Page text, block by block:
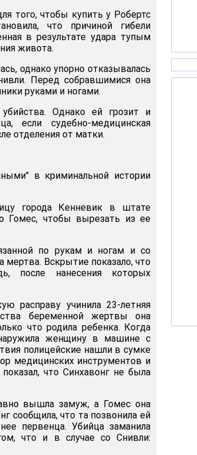
того, чтобы купить у Робертс
что причиной гибели
в результате удара тупым
живота.
однако упорно отказывалась
Перед собравшимися она
руками и ногами.
Однако ей грозит и
если судебно-медицинская
отделения от матки.
в криминальной истории
города Кенневик в штате
Гомес, чтобы вырезать из ее
по рукам и ногам и со
Вскрытие показало, что
после нанесения которых
расправу учинила 23-летняя
беременной жертвы она
что родила ребенка. Когда
женщину в машине с
полицейские нашли в сумке
медицинских инструментов и
что Синхавонг не была
вышла замуж, а Гомес она
сообщила, что та позвонила ей
первенца. Убийца заманила
что и в случае со Снивли: